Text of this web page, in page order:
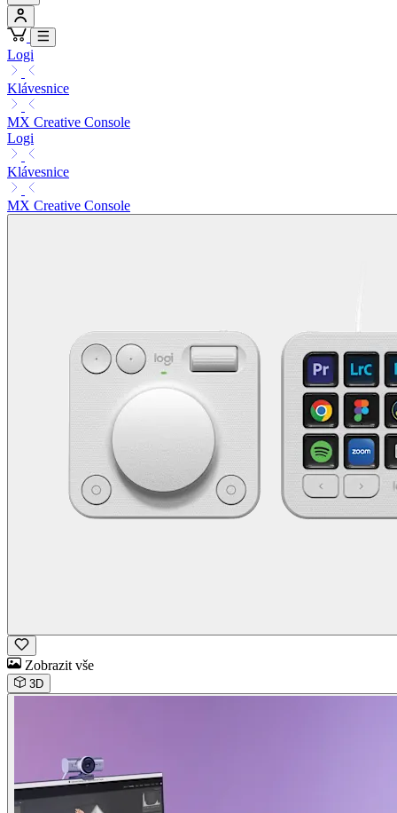
Logi
Klávesnice
MX Creative Console
Logi
Klávesnice
MX Creative Console
Zobrazit vše
3D